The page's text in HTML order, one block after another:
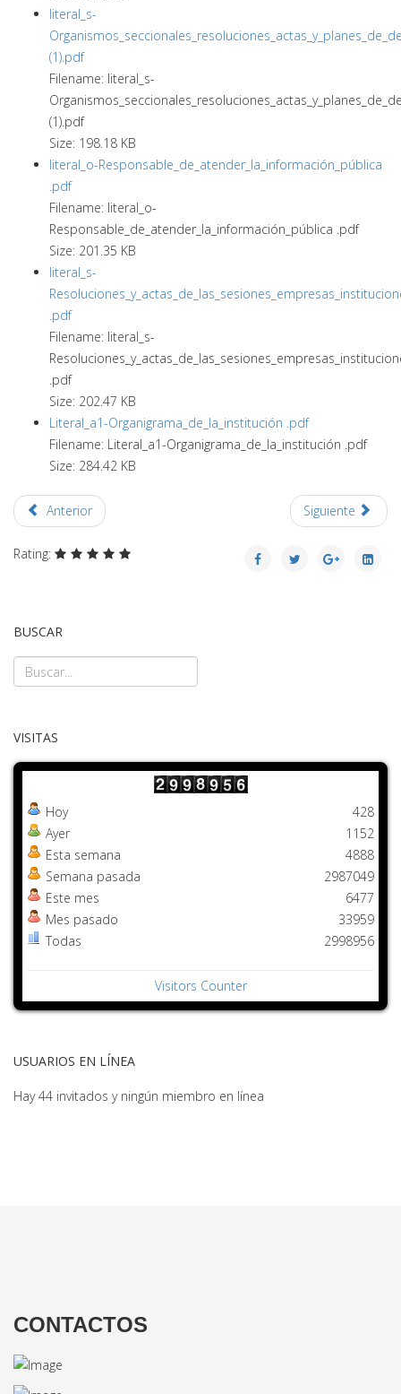
literal_s-
(1).pdf
Filename: literal_s-
(1).pdf
Size: 198.18 KB
literal_o-Responsable_de_atender_la_información_pública
.pdf
Filename: literal_o-
Responsable_de_atender_la_información_pública .pdf
Size: 201.35 KB
literal_s-
.pdf
Filename: literal_s-
.pdf
Size: 202.47 KB
Literal_a1-Organigrama_de_la_institución .pdf
Filename: Literal_a1-Organigrama_de_la_institución .pdf
Size: 284.42 KB
Anterior Siguiente
Rating:
BUSCAR
VISITAS
Hoy
Ayer
Esta semana
Semana pasada
Este mes
Mes pasado
Todas
428
1152
4888
2987049
6477
33959
2998956
Visitors Counter
USUARIOS EN LÍNEA
Hay 44 invitados y ningún miembro en línea
CONTACTOS